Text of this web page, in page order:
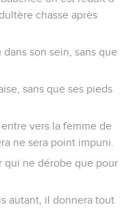
chasse après
son sein, sans que
sans que ses pieds
vers la femme de
ne sera point impuni.
qui ne dérobe que pour
autant, il donnera tout